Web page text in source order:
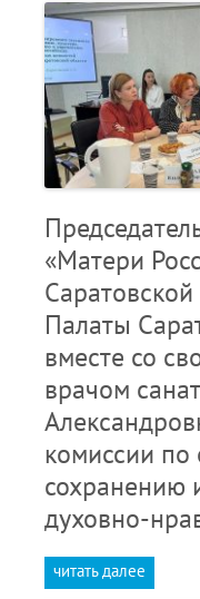
«Матери
Палаты
вместе со
врачом
комиссии по
сохранению
духовно-
читать далее